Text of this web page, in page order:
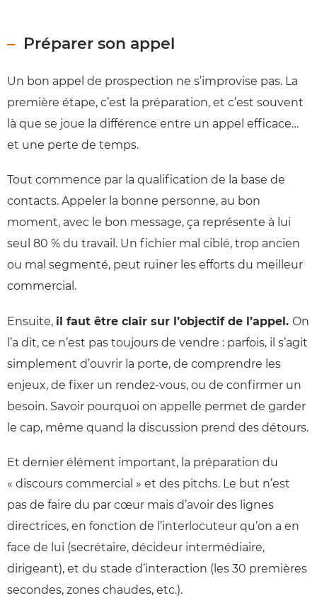
Préparer son appel
Un bon appel de prospection ne s’improvise pas. La
première étape, c’est la préparation, et c’est souvent
là que se joue la différence entre un appel efficace…
et une perte de temps.
Tout commence par la qualification de la base de
contacts. Appeler la bonne personne, au bon
moment, avec le bon message, ça représente à lui
seul 80 % du travail. Un fichier mal ciblé, trop ancien
ou mal segmenté, peut ruiner les efforts du meilleur
commercial.
Ensuite, il faut être clair sur l’objectif de l’appel. On
l’a dit, ce n’est pas toujours de vendre : parfois, il s’agit
simplement d’ouvrir la porte, de comprendre les
enjeux, de fixer un rendez-vous, ou de confirmer un
besoin. Savoir pourquoi on appelle permet de garder
le cap, même quand la discussion prend des détours.
Et dernier élément important, la préparation du
« discours commercial » et des pitchs. Le but n’est
pas de faire du par cœur mais d’avoir des lignes
directrices, en fonction de l’interlocuteur qu’on a en
face de lui (secrétaire, décideur intermédiaire,
dirigeant), et du stade d’interaction (les 30 premières
secondes, zones chaudes, etc.).